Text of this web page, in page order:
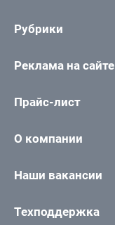
Рубрики
Реклама на сайте
Прайс-лист
О компании
Наши вакансии
Техподдержка